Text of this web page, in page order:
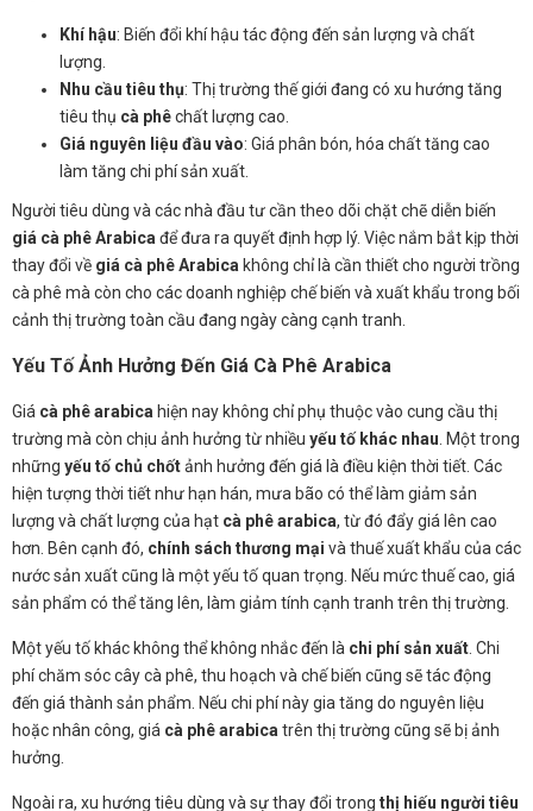
Khí hậu: Biến đổi khí hậu tác động đến sản lượng và chất
lượng.
Nhu cầu tiêu thụ: Thị trường thế giới đang có xu hướng tăng
tiêu thụ cà phêchất lượng cao.
Giá nguyên liệu đầu vào: Giá phân bón, hóa chất tăng cao
làm tăng chi phí sản xuất.
Người tiêu dùng và các nhà đầu tư cần theo dõi chặt chẽ diễn biến
giá cà phê Arabica để đưa ra quyết định hợp lý. Việc nắm bắt kịp thời
thay đổi về giá cà phê Arabica không chỉ là cần thiết cho người trồng
cà phê mà còn cho các doanh nghiệp chế biến và xuất khẩu trong bối
cảnh thị trường toàn cầu đang ngày càng cạnh tranh.
Yếu Tố Ảnh Hưởng Đến Giá Cà Phê Arabica
Giá cà phê arabica hiện nay không chỉ phụ thuộc vào cung cầu thị
trường mà còn chịu ảnh hưởng từ nhiều yếu tố khác nhau . Một trong
những yếu tố chủ chốtảnh hưởng đến giá là điều kiện thời tiết. Các
hiện tượng thời tiết như hạn hán, mưa bão có thể làm giảm sản
lượng và chất lượng của hạt cà phê arabica, từ đó đẩy giá lên cao
hơn. Bên cạnh đó, chính sách thương mại và thuế xuất khẩu của các
nước sản xuất cũng là một yếu tố quan trọng. Nếu mức thuế cao, giá
sản phẩm có thể tăng lên, làm giảm tính cạnh tranh trên thị trường.
Một yếu tố khác không thể không nhắc đến là chi phí sản xuất . Chi
phí chăm sóc cây cà phê, thu hoạch và chế biến cũng sẽ tác động
đến giá thành sản phẩm. Nếu chi phí này gia tăng do nguyên liệu
hoặc nhân công, giá cà phê arabica trên thị trường cũng sẽ bị ảnh
hưởng.
Ngoài ra, xu hướng tiêu dùng và sự thay đổi trong thị hiếu người tiêu